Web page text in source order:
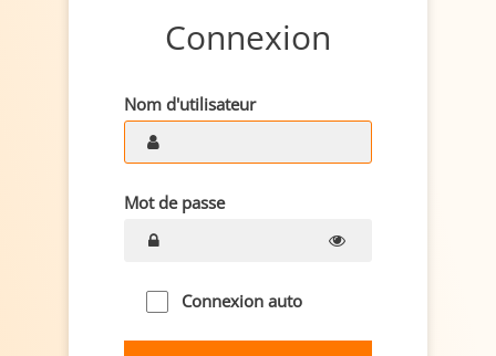
Connexion
Nom d'utilisateur
Mot de passe
Connexion auto